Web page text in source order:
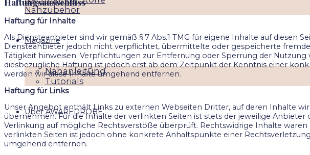
Nähzubehör
Magazine
Nähanleitung
Tutorials
Über AWAREDROBE
Haftung für Inhalte
Als Diensteanbieter sind wir gemäß § 7 Abs.1 TMG für eigene Inhalte auf diesen
Diensteanbieter jedoch nicht verpflichtet, übermittelte oder gespeicherte
Tätigkeit hinweisen. Verpflichtungen zur Entfernung oder Sperrung der
diesbezügliche Haftung ist jedoch erst ab dem Zeitpunkt der Kenntnis einer
werden wir diese Inhalte umgehend entfernen.
Haftung für Links
Unser Angebot enthält Links zu externen Webseiten Dritter, auf deren Inhalte
übernehmen. Für die Inhalte der verlinkten Seiten ist stets der jeweilige
Verlinkung auf mögliche Rechtsverstöße überprüft. Rechtswidrige Inhalte
verlinkten Seiten ist jedoch ohne konkrete Anhaltspunkte einer
umgehend entfernen.